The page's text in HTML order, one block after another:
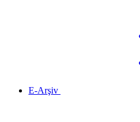
E-Arşiv